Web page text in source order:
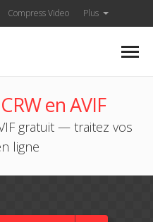
Compress Video Plus
en AVIF
gratuit — traitez vos
ligne